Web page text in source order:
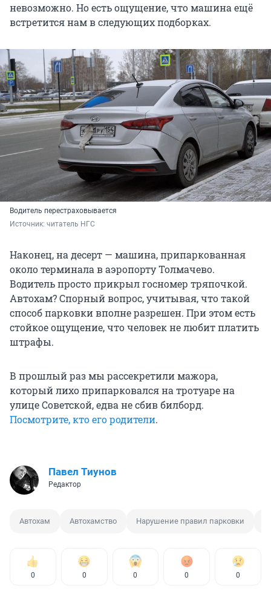
невозможно. Но есть ощущение, что машина ещё
встретится нам в следующих подборках.
Водитель перестраховывается
Источник: читатель НГС
Наконец, на десерт — машина, припаркованная
около терминала в аэропорту Толмачево.
Водитель просто прикрыл госномер тряпочкой.
Автохам? Спорный вопрос, учитывая, что такой
способ парковки вполне разрешен. При этом есть
стойкое ощущение, что человек не любит платить
штрафы.
В прошлый раз мы рассекретили мажора,
который лихо припарковался на тротуаре на
улице Советской, едва не сбив билборд.
Посмотрите, кто его родители.
Павел Тиунов
Редактор
Автохам Автохамство Нарушение правил парковки
0 0 0 0 0